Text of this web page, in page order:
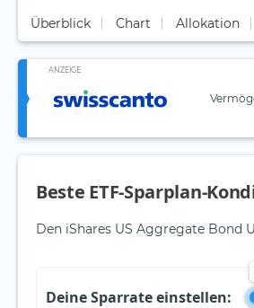
Überblick Chart Allokation
ANZEIGE
Beste ETF-Sparplan-
Den iShares US Aggregate Bond
Deine Sparrate einstellen: